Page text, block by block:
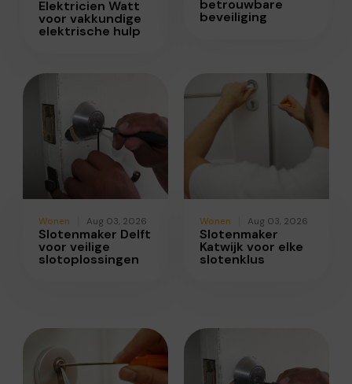
Elektricien Watt
voor vakkundige
elektrische hulp
betrouwbare
beveiliging
Wonen Aug 03, 2026
Slotenmaker Delft
voor veilige
slotoplossingen
Wonen Aug 03, 2026
Slotenmaker
Katwijk voor elke
slotenklus